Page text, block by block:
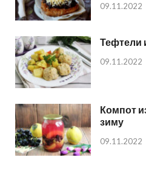
09.11.2022
Тефтели
09.11.2022
Компот
зиму
09.11.2022